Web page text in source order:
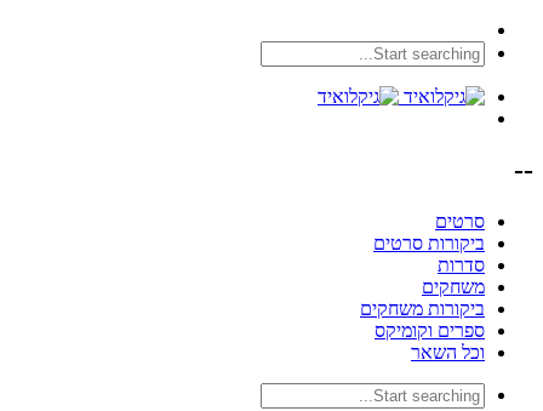
--
סרטים
ביקורות סרטים
סדרות
משחקים
ביקורות משחקים
ספרים וקומיקס
וכל השאר